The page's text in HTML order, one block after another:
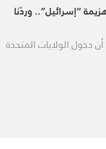
“إسرائيل”.. وردّنا
دخول الولايات المتحدة